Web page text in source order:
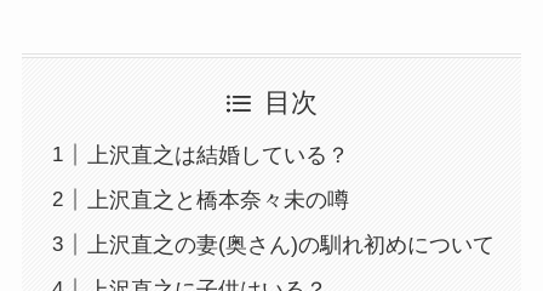
目次
上沢直之は結婚している？
上沢直之と橋本奈々未の噂
上沢直之の妻(奥さん)の馴れ初めについて